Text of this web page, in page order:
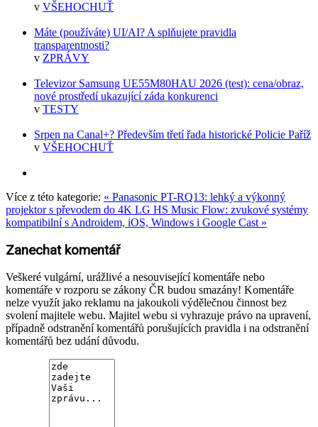
v VŠEHOCHUŤ
Máte (používáte) UI/AI? A splňujete pravidla
transparentnosti?
v ZPRÁVY
Televizor Samsung UE55M80HAU 2026 (test): cena/obraz,
nové prostředí ukazující záda konkurenci
v TESTY
Srpen na Canal+? Především třetí řada historické Policie Paříž
v VŠEHOCHUŤ
Více z této kategorie: « Panasonic PT-RQ13: lehký a výkonný
projektor s převodem do 4K LG HS Music Flow: zvukové systémy
kompatibilní s Androidem, iOS, Windows i Google Cast »
Zanechat komentář
Veškeré vulgární, urážlivé a nesouvisející komentáře nebo
komentáře v rozporu se zákony ČR budou smazány! Komentáře
nelze využít jako reklamu na jakoukoli výdělečnou činnost bez
svolení majitele webu. Majitel webu si vyhrazuje právo na upravení,
případně odstranění komentářů porušujících pravidla i na odstranění
komentářů bez udání důvodu.